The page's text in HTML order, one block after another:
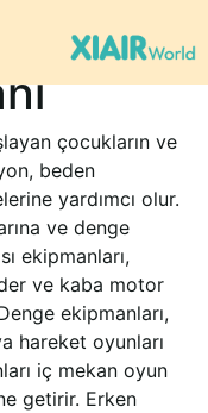
çocukların ve
beden
yardımcı olur.
ve denge
ekipmanları,
ve kaba motor
ekipmanları,
hareket oyunları
iç mekan oyun
getirir. Erken